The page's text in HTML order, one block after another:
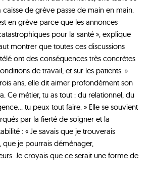
caisse de grève passe de main en main.
en grève parce que les annonces
pour la santé », explique
montrer que toutes ces discussions
ont des conséquences très concrètes
de travail, et sur les patients. »
ans, elle dit aimer profondément son
Ce métier, tu as tout : du relationnel, du
tu peux tout faire. » Elle se souvient
par la fierté de soigner et la
: « Je savais que je trouverais
que je pourrais déménager,
Je croyais que ce serait une forme de